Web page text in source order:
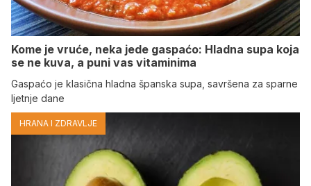
Kome je vruće, neka jede gaspaćo: Hladna supa koja
se ne kuva, a puni vas vitaminima
Gaspaćo je klasična hladna španska supa, savršena za sparne
ljetnje dane
HRANA I ZDRAVLJE